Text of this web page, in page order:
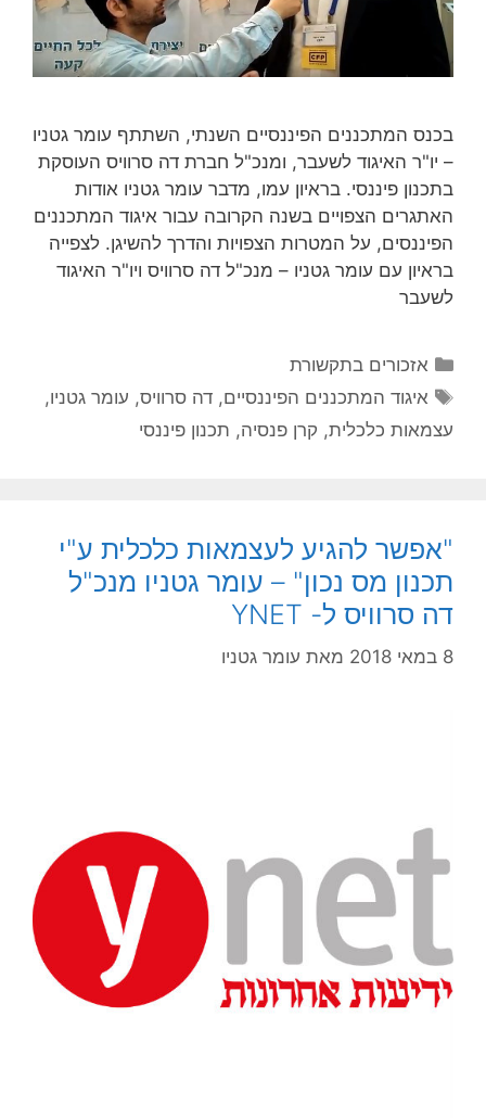
בכנס המתכננים הפיננסיים השנתי, השתתף עומר גטניו
– יו"ר האיגוד לשעבר, ומנכ"ל חברת דה סרוויס העוסקת
בתכנון פיננסי. בראיון עמו, מדבר עומר גטניו אודות
האתגרים הצפויים בשנה הקרובה עבור איגוד המתכננים
הפיננסים, על המטרות הצפויות והדרך להשיגן. לצפייה
בראיון עם עומר גטניו – מנכ"ל דה סרוויס ויו"ר האיגוד
לשעבר
אזכורים בתקשורת
איגוד המתכננים הפיננסיים,דה סרוויס, עומר גטניו,
עצמאות כלכלית, קרן פנסיה, תכנון פיננסי
"אפשר להגיע לעצמאות כלכלית ע"י
תכנון מס נכון" – עומר גטניו מנכ"ל
דה סרוויס ל- YNET
8 במאי 2018 מאת עומר גטניו